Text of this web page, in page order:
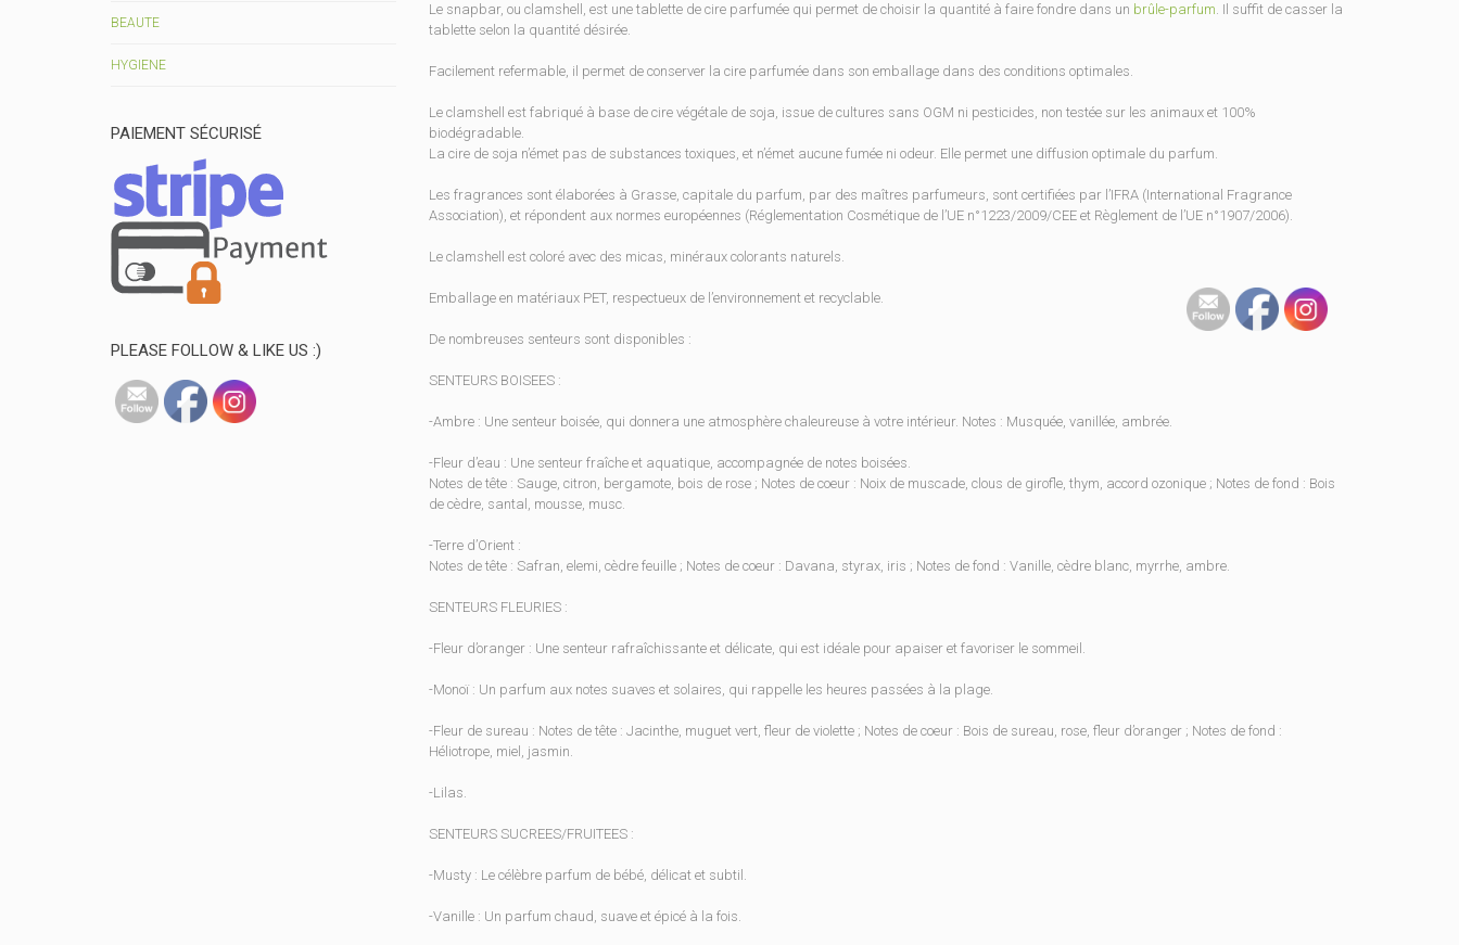
BEAUTE
HYGIENE
PAIEMENT SÉCURISÉ
PLEASE FOLLOW & LIKE US :)
Le snapbar, ou clamshell, est une tablette de cire parfumée qui permet de choisir la quantité à faire fondre dans un brûle-parfum. Il suffit de casser la
tablette selon la quantité désirée.
Facilement refermable, il permet de conserver la cire parfumée dans son emballage dans des conditions optimales.
Le clamshell est fabriqué à base de cire végétale de soja, issue de cultures sans OGM ni pesticides, non testée sur les animaux et 100%
biodégradable.
La cire de soja n’émet pas de substances toxiques, et n’émet aucune fumée ni odeur. Elle permet une diffusion optimale du parfum.
Les fragrances sont élaborées à Grasse, capitale du parfum, par des maîtres parfumeurs, sont certifiées par l’IFRA (International Fragrance
Association), et répondent aux normes européennes (Réglementation Cosmétique de l’UE n°1223/2009/CEE et Règlement de l’UE n°1907/2006).
Le clamshell est coloré avec des micas, minéraux colorants naturels.
Emballage en matériaux PET, respectueux de l’environnement et recyclable.
De nombreuses senteurs sont disponibles :
SENTEURS BOISEES :
-Ambre : Une senteur boisée, qui donnera une atmosphère chaleureuse à votre intérieur. Notes : Musquée, vanillée, ambrée.
-Fleur d’eau : Une senteur fraîche et aquatique, accompagnée de notes boisées.
Notes de tête : Sauge, citron, bergamote, bois de rose ; Notes de coeur : Noix de muscade, clous de girofle, thym, accord ozonique ; Notes de fond : Bois
de cèdre, santal, mousse, musc.
-Terre d’Orient :
Notes de tête : Safran, elemi, cèdre feuille ; Notes de coeur : Davana, styrax, iris ; Notes de fond : Vanille, cèdre blanc, myrrhe, ambre.
SENTEURS FLEURIES :
-Fleur d’oranger : Une senteur rafraîchissante et délicate, qui est idéale pour apaiser et favoriser le sommeil.
-Monoï : Un parfum aux notes suaves et solaires, qui rappelle les heures passées à la plage.
-Fleur de sureau : Notes de tête : Jacinthe, muguet vert, fleur de violette ; Notes de coeur : Bois de sureau, rose, fleur d’oranger ; Notes de fond :
Héliotrope, miel, jasmin.
-Lilas.
SENTEURS SUCREES/FRUITEES :
-Musty : Le célèbre parfum de bébé, délicat et subtil.
-Vanille : Un parfum chaud, suave et épicé à la fois.